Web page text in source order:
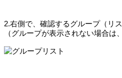
2.右側で、確認するグループ（リ
（グループが表示されない場合は